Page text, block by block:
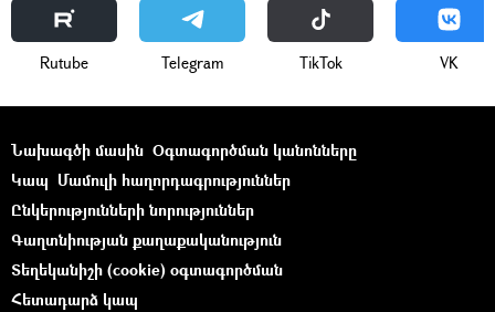
Rutube Telegram ТikТоk VK
Նախագծի մասին Օգտագործման կանոնները
Կապ Մամուլի հաղորդագրություններ
Ընկերությունների նորություններ
Գաղտնիության քաղաքականություն
Տեղեկանիշի (cookie) օգտագործման
Հետադարձ կապ